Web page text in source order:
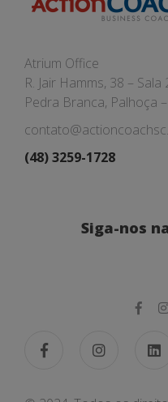
Atrium Office
R. Jair Hamms, 38 – Sala
Pedra Branca, Palhoça –
(48) 3259-1728
Siga-nos